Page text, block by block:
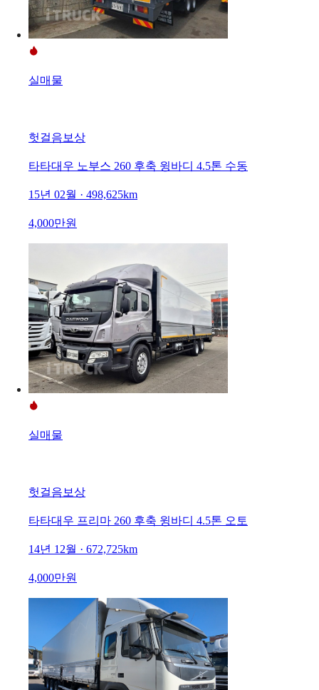
실매물
헛걸음보상
타타대우 노부스 260 후축 윙바디 4.5톤 수동
15년 02월 · 498,625km
4,000만원
실매물
헛걸음보상
타타대우 프리마 260 후축 윙바디 4.5톤 오토
14년 12월 · 672,725km
4,000만원